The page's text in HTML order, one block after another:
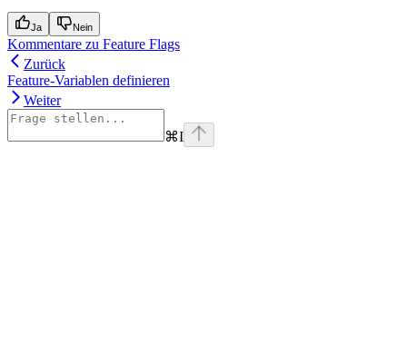
Ja Nein
Kommentare zu Feature Flags
Zurück
Feature-Variablen definieren
Weiter
⌘I